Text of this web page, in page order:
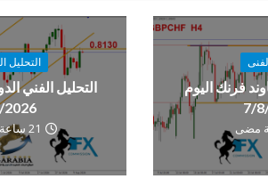
فرنك اليوم
7/
التحليل
التحليل الفني
2026
21 ساعة مضى